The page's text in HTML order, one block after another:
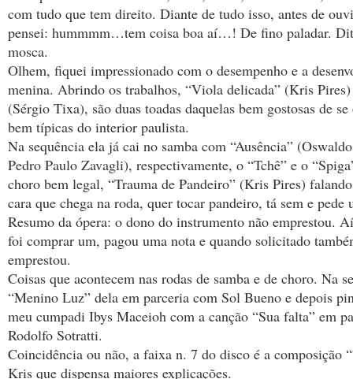
com tudo que tem direito. Diante de tudo isso, antes de
pensei: hummmm…tem coisa boa aí…! De fino paladar.
mosca.
Olhem, fiquei impressionado com o desempenho e a
menina. Abrindo os trabalhos, “Viola delicada” (Kris Pires)
(Sérgio Tixa), são duas toadas daquelas bem gostosas de
bem típicas do interior paulista.
Na sequência ela já cai no samba com “Ausência”
Pedro Paulo Zavagli), respectivamente, o “Tchê” e o
choro bem legal, “Trauma de Pandeiro” (Kris Pires)
cara que chega na roda, quer tocar pandeiro, tá sem e pede
Resumo da ópera: o dono do instrumento não emprestou.
foi comprar um, pagou uma nota e quando solicitado
emprestou.
Coisas que acontecem nas rodas de samba e de choro. Na
“Menino Luz” dela em parceria com Sol Bueno e depois
meu cumpadi Ibys Maceioh com a canção “Sua falta” em
Rodolfo Sotratti.
Coincidência ou não, a faixa n. 7 do disco é a composição
Kris que dispensa maiores explicações.